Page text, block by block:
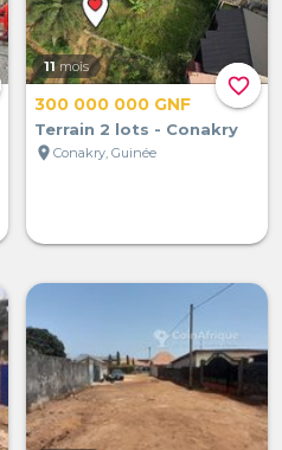
favorite_border
11 mois
300 000 000 GNF
Terrain 2 lots - Conakry
location_on Conakry, Guinée